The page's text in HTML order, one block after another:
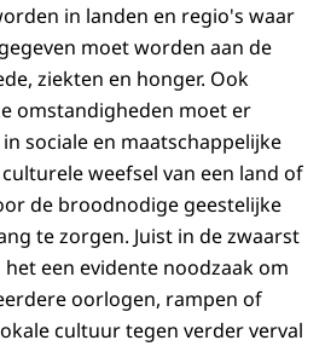
in landen en regio's waar
moet worden aan de
ziekten en honger. Ook
omstandigheden moet er
sociale en maatschappelijke
weefsel van een land of
de broodnodige geestelijke
te zorgen. Juist in de zwaarst
een evidente noodzaak om
oorlogen, rampen of
cultuur tegen verder verval